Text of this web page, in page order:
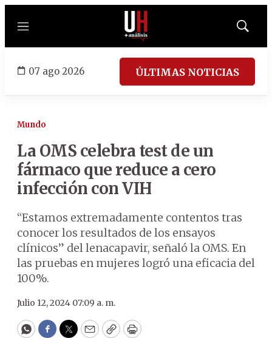
Menú
Mostrar
07 ago 2026 ÚLTIMAS NOTICIAS
Mundo
La OMS celebra test de un
fármaco que reduce a cero
infección con VIH
“Estamos extremadamente contentos tras
conocer los resultados de los ensayos
clínicos” del lenacapavir, señaló la OMS. En
las pruebas en mujeres logró una eficacia del
100%.
Julio 12, 2024 07:09 a. m.
WhatsApp
Facebook
Twitter
EmailCopyPrint